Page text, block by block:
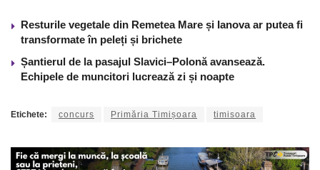
Resturile vegetale din Remetea Mare și Ianova ar putea fi
transformate în peleți și brichete
Șantierul de la pasajul Slavici–Polonă avansează.
Echipele de muncitori lucrează zi și noapte
Etichete: concurs Primăria Timișoara timisoara